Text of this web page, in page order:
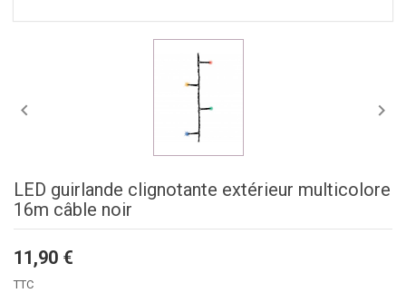
 
LED guirlande clignotante extérieur multicolore
16m câble noir
11,90 €
TTC